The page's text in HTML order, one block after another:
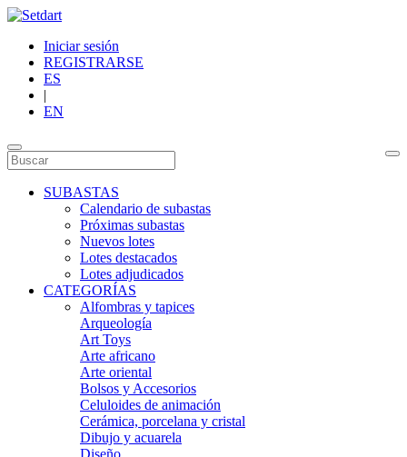
Iniciar sesión
REGISTRARSE
ES
|
EN
SUBASTAS
Calendario de subastas
Próximas subastas
Nuevos lotes
Lotes destacados
Lotes adjudicados
CATEGORÍAS
Alfombras y tapices
Arqueología
Art Toys
Arte africano
Arte oriental
Bolsos y Accesorios
Celuloides de animación
Cerámica, porcelana y cristal
Dibujo y acuarela
Diseño